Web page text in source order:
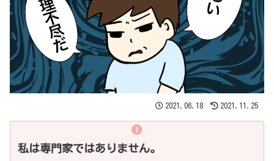
2021.06.18 2021.11.25
私は専門家ではありません。